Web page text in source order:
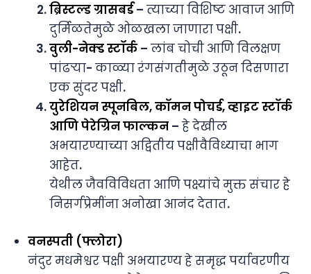
ब्रिस्टल्ड ग्रासबर्ड– त्याच्या विशिष्ट आवाज आणि
दुर्मिळतेमुळे ओळखला जाणारा पक्षी.
वुली-नेक्ड स्टॉर्क – लांब चोची आणि विलक्षण
पांढऱ्या- काळ्या रंगसंगतीमुळे उठून दिसणारा
एक सुंदर पक्षी.
युरेशियन स्पूनबिल, कॉमन पोचर्ड, व्हाइट स्टॉर्क
आणि पेरेग्रिन फाल्कन – हे देखील
अभयारण्याच्या अद्वितीय पक्षीवैविध्याचा भाग
आहेत.
येथील जैवविविधता आणि पक्ष्यांचे मुक्त संचार हे
निसर्गप्रेमींना अनोखा आनंद देतात.
वनस्पती (फ्लोरा)
नंदुर मधमेश्वर पक्षी अभयारण्य हे समृद्ध पर्यावरणीय